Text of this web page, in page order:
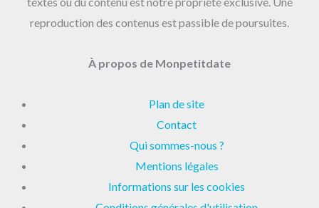
reproduction des contenus est passible de poursuites.
À propos de Monpetitdate
Plan de site
Contact
Qui sommes-nous ?
Mentions légales
Informations sur les cookies